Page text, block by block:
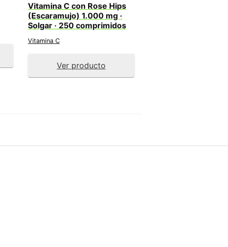
Vitamina C con Rose Hips
(Escaramujo) 1.000 mg ·
Solgar · 250 comprimidos
Vitamina C
Ver producto